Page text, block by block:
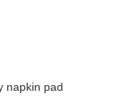
napkin pad